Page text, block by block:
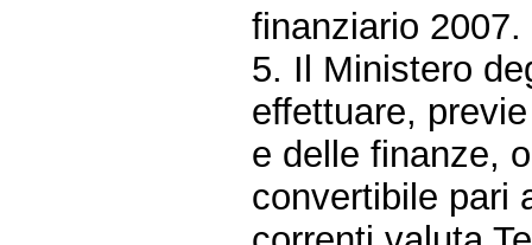
finanziario 2007.
5. Il Ministero
effettuare,
e delle finanze,
convertibile pari